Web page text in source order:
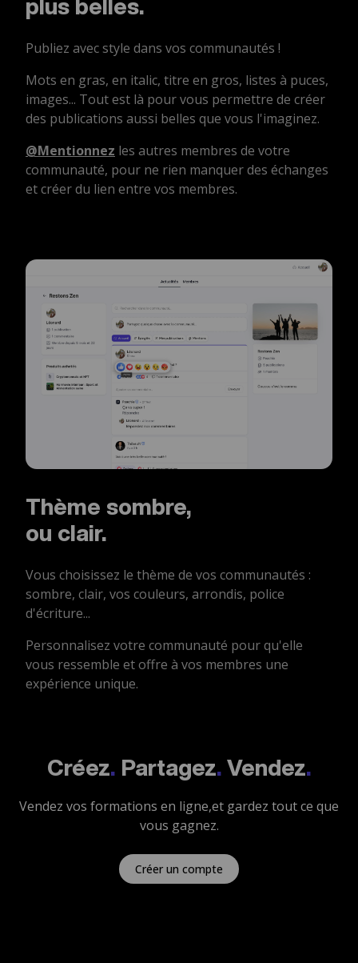
plus belles.
Publiez avec style dans vos communautés !
Mots en gras, en italic, titre en gros, listes à puces,
images... Tout est là pour vous permettre de créer
des publications aussi belles que vous l'imaginez.
@Mentionnez les autres membres de votre
communauté, pour ne rien manquer des échanges
et créer du lien entre vos membres.
Thème sombre,
ou clair.
Vous choisissez le thème de vos communautés :
sombre, clair, vos couleurs, arrondis, police
d'écriture...
Personnalisez votre communauté pour qu'elle
vous ressemble et offre à vos membres une
expérience unique.
Créez. Partagez. Vendez.
Vendez vos formations en ligne,et gardez tout ce que
vous gagnez.
Créer un compte